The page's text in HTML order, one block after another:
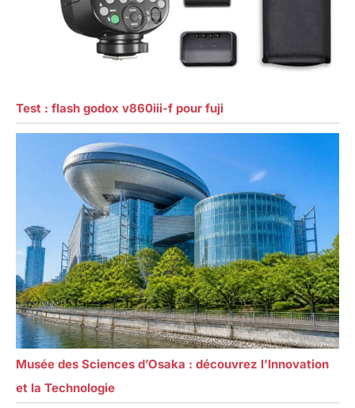
Test : flash godox v860iii-f pour fuji
Musée des Sciences d’Osaka : découvrez l’Innovation
et la Technologie